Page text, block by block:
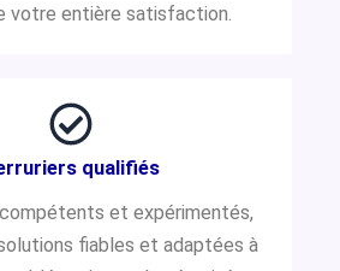
votre entière satisfaction.
qualifiés
et expérimentés,
fiables et adaptées à